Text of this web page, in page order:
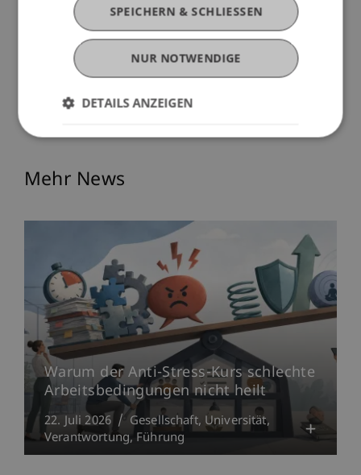
Mehr News
Warum der Anti-Stress-Kurs schlechte
Arbeitsbedingungen nicht heilt
22. Juli 2026 Gesellschaft Universität
Verantwortung Führung
SPEICHERN & SCHLIESSEN
NUR NOTWENDIGE
DETAILS ANZEIGEN